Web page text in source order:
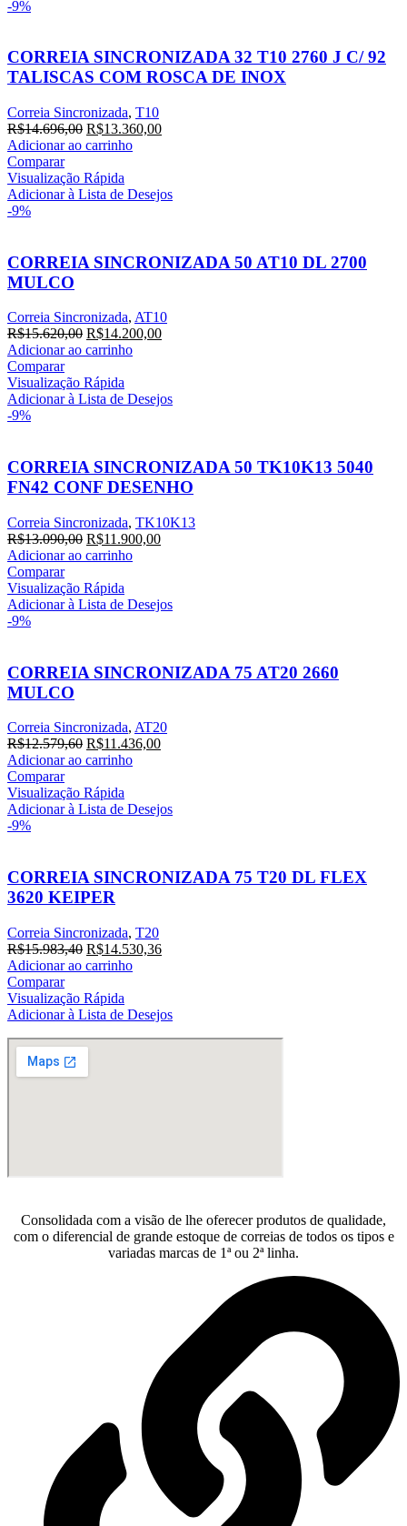
-9%
CORREIA SINCRONIZADA 32 T10 2760 J C/ 92
TALISCAS COM ROSCA DE INOX
Correia Sincronizada, T10
R$14.696,00 O
preço
era:
R$14.696,00.
R$13.360,00O
R$13.360,00.
Adicionar ao carrinho
Comparar
Visualização Rápida
Adicionar à Lista de Desejos
-9%
CORREIA SINCRONIZADA 50 AT10 DL 2700
MULCO
Correia Sincronizada, AT10
R$15.620,00 O
preço
era:
R$15.620,00.
R$14.200,00O
R$14.200,00.
Adicionar ao carrinho
Comparar
Visualização Rápida
Adicionar à Lista de Desejos
-9%
CORREIA SINCRONIZADA 50 TK10K13 5040
FN42 CONF DESENHO
Correia Sincronizada, TK10K13
R$13.090,00 O
preço
era:
R$13.090,00.
R$11.900,00O
R$11.900,00.
Adicionar ao carrinho
Comparar
Visualização Rápida
Adicionar à Lista de Desejos
-9%
CORREIA SINCRONIZADA 75 AT20 2660
MULCO
Correia Sincronizada, AT20
R$12.579,60 O
preço
era:
R$12.579,60.
R$11.436,00O
R$11.436,00.
Adicionar ao carrinho
Comparar
Visualização Rápida
Adicionar à Lista de Desejos
-9%
CORREIA SINCRONIZADA 75 T20 DL FLEX
3620 KEIPER
Correia Sincronizada, T20
R$15.983,40 O
preço
era:
R$15.983,40.
R$14.530,36O
R$14.530,36.
Adicionar ao carrinho
Comparar
Visualização Rápida
Adicionar à Lista de Desejos
Consolidada com a visão de lhe oferecer produtos de qualidade,
com o diferencial de grande estoque de correias de todos os tipos e
variadas marcas de 1ª ou 2ª linha.